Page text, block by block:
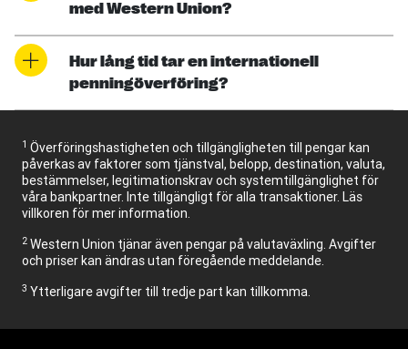
med Western Union?
Hur lång tid tar en internationell
penningöverföring?
1 Överföringshastigheten och tillgängligheten till pengar kan
påverkas av faktorer som tjänstval, belopp, destination, valuta,
bestämmelser, legitimationskrav och systemtillgänglighet för
våra bankpartner. Inte tillgängligt för alla transaktioner. Läs
villkoren för mer information.
2 Western Union tjänar även pengar på valutaväxling. Avgifter
och priser kan ändras utan föregående meddelande.
3 Ytterligare avgifter till tredje part kan tillkomma.